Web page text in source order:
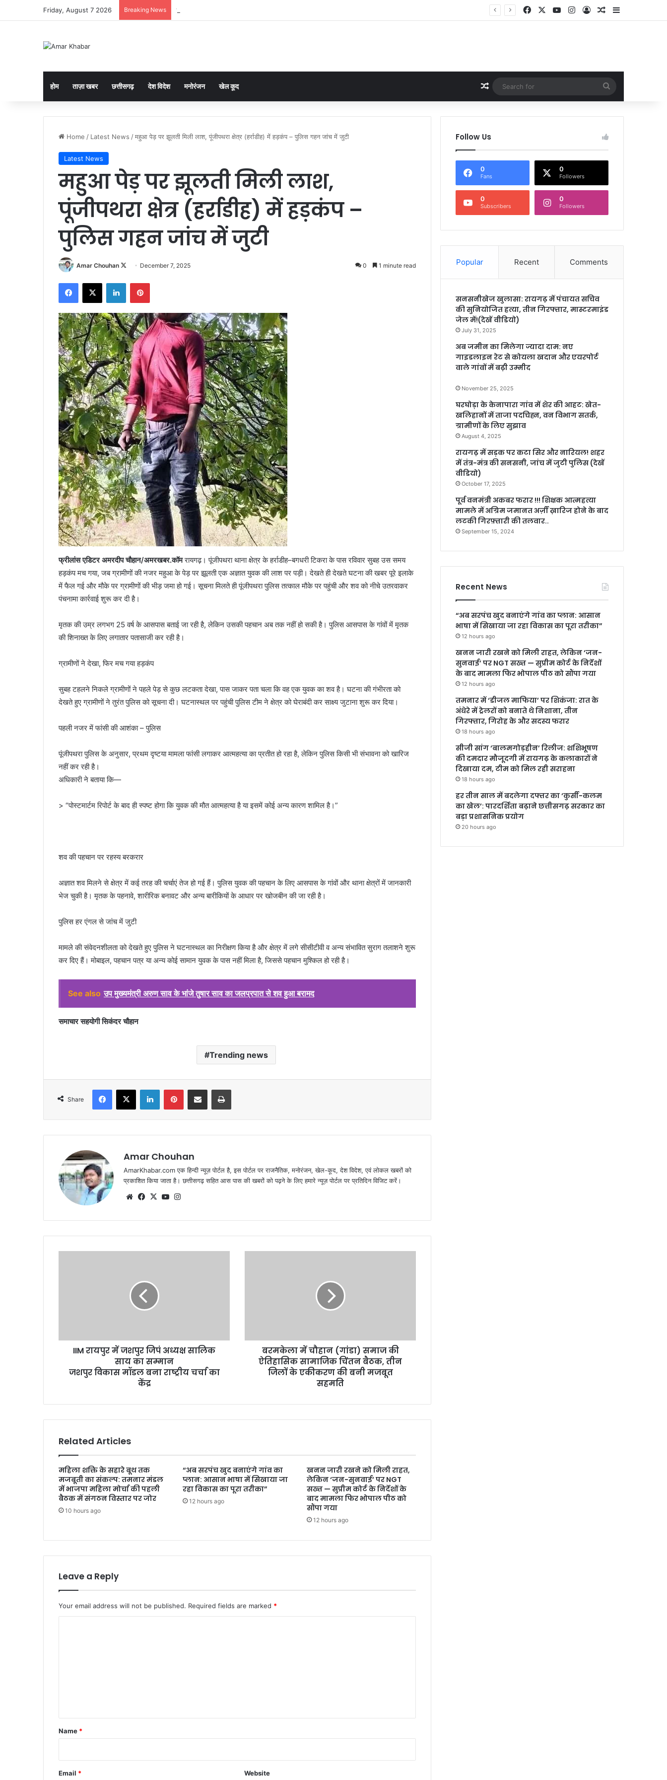
Friday, August 7 2026 Breaking News “अब सरपंच खुद बनाएंगे गांव का प्लान: आसान भाषा में सिखाया जा रहा विकास का पूरा तरीका” FacebookYouTubeInstagram
Log InRandom Article
Sidebar
होम ताज़ा खबर छत्तीसगढ़ देश विदेश मनोरंजन खेल कूद Random Article
for
Home / Latest News /महुआ पेड़ पर झूलती मिली लाश, पूंजीपथरा क्षेत्र (हर्राडीह) में हड़कंप – पुलिस गहन जांच में जुटी
Latest News
महुआ पेड़ पर झूलती मिली लाश,
पूंजीपथरा क्षेत्र (हर्राडीह) में हड़कंप –
पुलिस गहन जांच में जुटी
Amar Chouhan
FollowDecember 7, 2025 0 1 minute read
Facebook
X LinkedInPinterest
फ्रीलांस एडिटर अमरदीप चौहान/अमरखबर.कॉमरायगढ़। पूंजीपथरा थाना क्षेत्र के हर्राडीह–बगधरी टिकरा के पास रविवार सुबह उस समय
हड़कंप मच गया, जब ग्रामीणों की नजर महुआ के पेड़ पर झूलती एक अज्ञात युवक की लाश पर पड़ी। देखते ही देखते घटना की खबर पूरे इलाके
में फैल गई और मौके पर ग्रामीणों की भीड़ जमा हो गई। सूचना मिलते ही पूंजीपथरा पुलिस तत्काल मौके पर पहुंची और शव को नीचे उतरवाकर
पंचनामा कार्रवाई शुरू कर दी है।
मृतक की उम्र लगभग 25 वर्ष के आसपास बताई जा रही है, लेकिन उसकी पहचान अब तक नहीं हो सकी है। पुलिस आसपास के गांवों में मृतक
की शिनाख्त के लिए लगातार पतासाजी कर रही है।
ग्रामीणों ने देखा, फिर मच गया हड़कंप
सुबह टहलने निकले ग्रामीणों ने पहले पेड़ से कुछ लटकता देखा, पास जाकर पता चला कि वह एक युवक का शव है। घटना की गंभीरता को
देखते हुए ग्रामीणों ने तुरंत पुलिस को सूचना दी। घटनास्थल पर पहुंची पुलिस टीम ने क्षेत्र को घेराबंदी कर साक्ष्य जुटाना शुरू कर दिया।
पहली नजर में फांसी की आशंका – पुलिस
पूंजीपथरा पुलिस के अनुसार, प्रथम दृष्टया मामला फांसी लगाकर आत्महत्या का प्रतीत हो रहा है, लेकिन पुलिस किसी भी संभावना को खारिज
नहीं कर रही है।
अधिकारी ने बताया कि—
> “पोस्टमार्टम रिपोर्ट के बाद ही स्पष्ट होगा कि युवक की मौत आत्महत्या है या इसमें कोई अन्य कारण शामिल है।”
शव की पहचान पर रहस्य बरकरार
अज्ञात शव मिलने से क्षेत्र में कई तरह की चर्चाएं तेज हो गई हैं। पुलिस युवक की पहचान के लिए आसपास के गांवों और थाना क्षेत्रों में जानकारी
भेज चुकी है। मृतक के पहनावे, शारीरिक बनावट और अन्य बारीकियों के आधार पर खोजबीन की जा रही है।
पुलिस हर एंगल से जांच में जुटी
मामले की संवेदनशीलता को देखते हुए पुलिस ने घटनास्थल का निरीक्षण किया है और क्षेत्र में लगे सीसीटीवी व अन्य संभावित सुराग तलाशने शुरू
कर दिए हैं। मोबाइल, पहचान पत्र या अन्य कोई सामान युवक के पास नहीं मिला है, जिससे पहचान मुश्किल हो रही है।
See also उप मुख्यमंत्री अरुण साव के भांजे तुषार साव का जलप्रपात से शव हुआ बरामद
समाचार सहयोगी सिकंदर चौहान
Trending news
Share
Facebook
X LinkedInPinterestShare via Email Print
Amar Chouhan
AmarKhabar.com एक हिन्दी न्यूज़ पोर्टल है, इस पोर्टल पर राजनैतिक, मनोरंजन, खेल-कूद, देश विदेश, एवं लोकल खबरों को
प्रकाशित किया जाता है। छत्तीसगढ़ सहित आस पास की खबरों को पढ़ने के लिए हमारे न्यूज़ पोर्टल पर प्रतिदिन विजिट करें।
WebsiteFacebook
X YouTube
IIM रायपुर में जशपुर जिपं अध्यक्ष सालिक
साय का सम्मान
जशपुर विकास मॉडल बना राष्ट्रीय चर्चा का
केंद्र
बरमकेला में चौहान (गांडा) समाज की
ऐतिहासिक सामाजिक चिंतन बैठक, तीन
जिलों के एकीकरण की बनी मजबूत
सहमति
Related Articles
महिला शक्ति के सहारे बूथ तक
मजबूती का संकल्प: तमनार मंडल
में भाजपा महिला मोर्चा की पहली
बैठक में संगठन विस्तार पर जोर
10 hours ago
“अब सरपंच खुद बनाएंगे गांव का
प्लान: आसान भाषा में सिखाया जा
रहा विकास का पूरा तरीका”
12 hours ago
खनन जारी रखने को मिली राहत,
लेकिन ‘जन-सुनवाई’ पर NGT
सख्त — सुप्रीम कोर्ट के निर्देशों के
बाद मामला फिर भोपाल पीठ को
सौंपा गया
12 hours ago
Leave a Reply
Your email address will not be published. Required fields are marked *
*
Name *
Email * Website
Follow Us
0
Fans
0
Followers
0
Subscribers
0
Followers
Popular Recent Comments
सनसनीखेज खुलासा: रायगढ़ में पंचायत सचिव
की सुनियोजित हत्या, तीन गिरफ्तार, मास्टरमाइंड
जेल में!(देखें वीडियो)
July 31, 2025
अब जमीन का मिलेगा ज्यादा दाम: नए
गाइडलाइन रेट से कोयला खदान और एयरपोर्ट
वाले गांवों में बढ़ी उम्मीद
November 25, 2025
घरघोड़ा के केनापारा गांव में शेर की आहट: खेत-
खलिहानों में ताजा पदचिह्न, वन विभाग सतर्क,
ग्रामीणों के लिए सुझाव
August 4, 2025
रायगढ़ में सड़क पर कटा सिर और नारियल! शहर
में तंत्र-मंत्र की सनसनी, जांच में जुटी पुलिस (देखें
वीडियो)
October 17, 2025
पूर्व वनमंत्री अकबर फरार !!! शिक्षक आत्महत्या
मामले में अग्रिम जमानत अर्ज़ी ख़ारिज होने के बाद
लटकी गिरफ़्तारी की तलवार..
September 15, 2024
Recent News
“अब सरपंच खुद बनाएंगे गांव का प्लान: आसान
भाषा में सिखाया जा रहा विकास का पूरा तरीका”
12 hours ago
खनन जारी रखने को मिली राहत, लेकिन ‘जन-
सुनवाई’ पर NGT सख्त — सुप्रीम कोर्ट के निर्देशों
के बाद मामला फिर भोपाल पीठ को सौंपा गया
12 hours ago
तमनार में ‘डीजल माफिया’ पर शिकंजा: रात के
अंधेरे में ट्रेलरों को बनाते थे निशाना, तीन
गिरफ्तार, गिरोह के और सदस्य फरार
18 hours ago
सीजी सांग ‘बालमगोड़हीन’ रिलीज: शशिभूषण
की दमदार मौजूदगी में रायगढ़ के कलाकारों ने
दिखाया दम, टीम को मिल रही सराहना
18 hours ago
हर तीन साल में बदलेगा दफ्तर का ‘कुर्सी-कलम
का खेल’: पारदर्शिता बढ़ाने छत्तीसगढ़ सरकार का
बड़ा प्रशासनिक प्रयोग
20 hours ago